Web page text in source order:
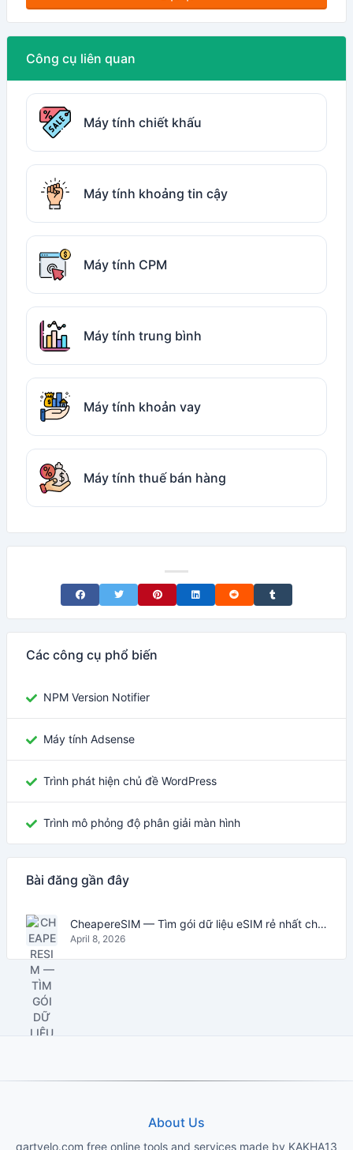
Công cụ liên quan
Máy tính chiết khấu
Máy tính khoảng tin cậy
Máy tính CPM
Máy tính trung bình
Máy tính khoản vay
Máy tính thuế bán hàng
Share on Facebook
Share on TwitterShare on Pinterest
Share on LinkedIn
Share on RedditShare on Tumblr
Các công cụ phổ biến
NPM Version Notifier
Máy tính Adsense
Trình phát hiện chủ đề WordPress
Trình mô phỏng độ phân giải màn hình
Bài đăng gần đây
CheapereSIM — Tìm gói dữ liệu eSIM rẻ nhất cho du lịch năm 2026
April 8, 2026
About Us
qartvelo.com free online tools and services made by KAKHA13